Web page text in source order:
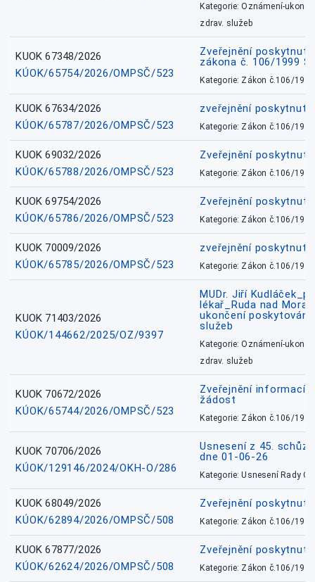
Kategorie: Oznámení-
zdrav. služeb
KUOK 67348/2026
KÚOK/65754/2026/OMPSČ/523
Zveřejnění
zákona č. 106/1999
Kategorie: Zákon č.106/1999
KUOK 67634/2026
KÚOK/65787/2026/OMPSČ/523
zveřejnění
Kategorie: Zákon č.106/1999
KUOK 69032/2026
KÚOK/65788/2026/OMPSČ/523
Zveřejnění
Kategorie: Zákon č.106/1999
KUOK 69754/2026
KÚOK/65786/2026/OMPSČ/523
Zveřejnění
Kategorie: Zákon č.106/1999
KUOK 70009/2026
KÚOK/65785/2026/OMPSČ/523
zveřejnění
Kategorie: Zákon č.106/1999
KUOK 71403/2026
KÚOK/144662/2025/OZ/9397
MUDr. Jiří
lékař_Ruda nad
ukončení
služeb
Kategorie: Oznámení-
zdrav. služeb
KUOK 70672/2026
KÚOK/65744/2026/OMPSČ/523
Zveřejnění informací
žádost
Kategorie: Zákon č.106/1999
KUOK 70706/2026
KÚOK/129146/2024/OKH-O/286
Usnesení z 45.
dne 01-06-26
Kategorie: Usnesení Rady
KUOK 68049/2026
KÚOK/62894/2026/OMPSČ/508
Zveřejnění
Kategorie: Zákon č.106/1999
KUOK 67877/2026
KÚOK/62624/2026/OMPSČ/508
Zveřejnění
Kategorie: Zákon č.106/1999